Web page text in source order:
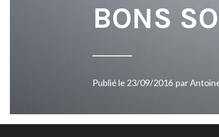
BONS
Publié le 23/09/2016 par